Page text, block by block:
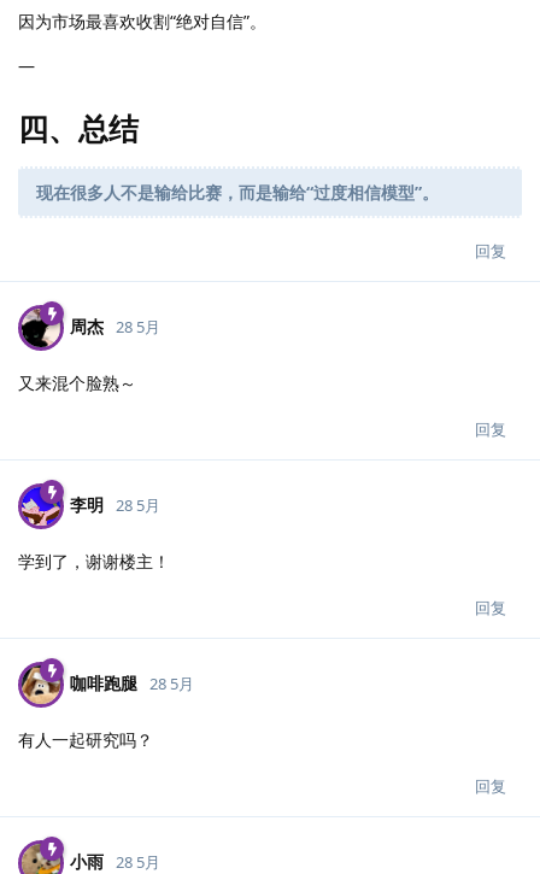
因为市场最喜欢收割“绝对自信”。
—
四、总结
现在很多人不是输给比赛，而是输给“过度相信模型”。
回复
周杰 28 5月
又来混个脸熟～
回复
李明 28 5月
学到了，谢谢楼主！
回复
咖啡跑腿 28 5月
有人一起研究吗？
回复
小雨 28 5月